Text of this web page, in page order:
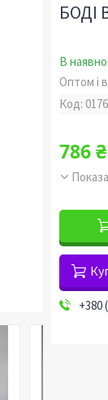
БОДІ
В
Оптом і
Код:
786 ₴
+380